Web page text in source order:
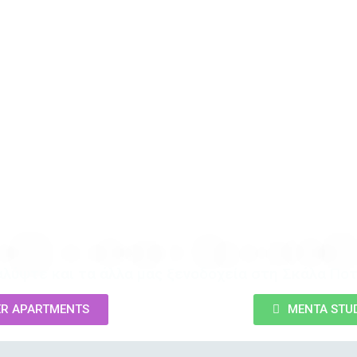
APARTMENTS MENTA